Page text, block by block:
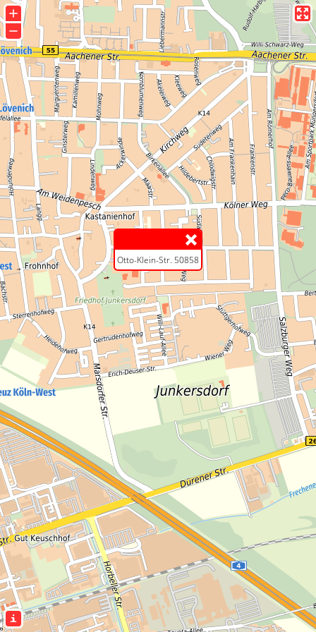
Otto-Klein-Str. 50858
+
−